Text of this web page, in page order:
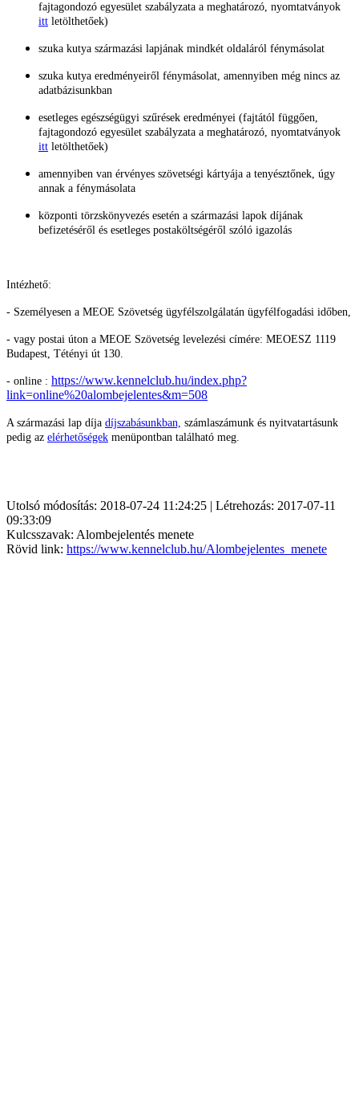
fajtagondozó egyesület szabályzata a meghatározó, nyomtatványok
itt letölthetőek)
szuka kutya származási lapjának mindkét oldaláról fénymásolat
szuka kutya eredményeiről fénymásolat, amennyiben még nincs az
adatbázisunkban
esetleges egészségügyi szűrések eredményei (fajtától függően,
fajtagondozó egyesület szabályzata a meghatározó, nyomtatványok
itt letölthetőek)
amennyiben van érvényes szövetségi kártyája a tenyésztőnek, úgy
annak a fénymásolata
központi törzskönyvezés esetén a származási lapok díjának
befizetéséről és esetleges postaköltségéről szóló igazolás
Intézhető:
- Személyesen a MEOE Szövetség ügyfélszolgálatán ügyfélfogadási időben,
- vagy postai úton a MEOE Szövetség levelezési címére: MEOESZ 1119
Budapest, Tétényi út 130.
- online : https://www.kennelclub.hu/index.php?
link=online%20alombejelentes&m=508
A származási lap díja díjszabásunkban, számlaszámunk és nyitvatartásunk
pedig az elérhetőségek menüpontban található meg.
Utolsó módosítás: 2018-07-24 11:24:25 | Létrehozás: 2017-07-11
09:33:09
Kulcsszavak: Alombejelentés menete
Rövid link: https://www.kennelclub.hu/Alombejelentes_menete